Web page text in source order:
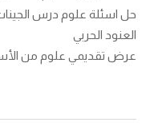
حل اسئلة علوم درس الجينات
العنود الحربي
عرض تقديمي علوم من